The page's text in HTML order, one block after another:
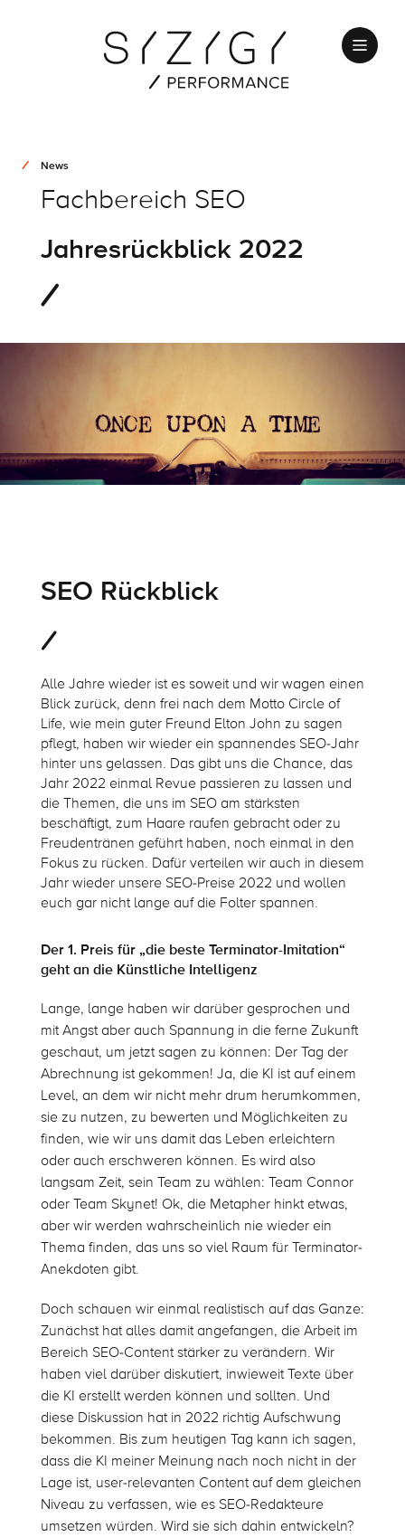
News
Fachbereich SEO
Jahresrückblick 2022
SEO Rückblick
Alle Jahre wieder ist es soweit und wir wagen einen
Blick zurück, denn frei nach dem Motto Circle of
Life, wie mein guter Freund Elton John zu sagen
pflegt, haben wir wieder ein spannendes SEO-Jahr
hinter uns gelassen. Das gibt uns die Chance, das
Jahr 2022 einmal Revue passieren zu lassen und
die Themen, die uns im SEO am stärksten
beschäftigt, zum Haare raufen gebracht oder zu
Freudentränen geführt haben, noch einmal in den
Fokus zu rücken. Dafür verteilen wir auch in diesem
Jahr wieder unsere SEO-Preise 2022 und wollen
euch gar nicht lange auf die Folter spannen.
Der 1. Preis für „die beste Terminator-Imitation“
geht an die Künstliche Intelligenz
Lange, lange haben wir darüber gesprochen und
mit Angst aber auch Spannung in die ferne Zukunft
geschaut, um jetzt sagen zu können: Der Tag der
Abrechnung ist gekommen! Ja, die KI ist auf einem
Level, an dem wir nicht mehr drum herumkommen,
sie zu nutzen, zu bewerten und Möglichkeiten zu
finden, wie wir uns damit das Leben erleichtern
oder auch erschweren können. Es wird also
langsam Zeit, sein Team zu wählen: Team Connor
oder Team Skynet! Ok, die Metapher hinkt etwas,
aber wir werden wahrscheinlich nie wieder ein
Thema finden, das uns so viel Raum für Terminator-
Anekdoten gibt.
Doch schauen wir einmal realistisch auf das Ganze:
Zunächst hat alles damit angefangen, die Arbeit im
Bereich SEO-Content stärker zu verändern. Wir
haben viel darüber diskutiert, inwieweit Texte über
die KI erstellt werden können und sollten. Und
diese Diskussion hat in 2022 richtig Aufschwung
bekommen. Bis zum heutigen Tag kann ich sagen,
dass die KI meiner Meinung nach noch nicht in der
Lage ist, user-relevanten Content auf dem gleichen
Niveau zu verfassen, wie es SEO-Redakteure
umsetzen würden. Wird sie sich dahin entwickeln?